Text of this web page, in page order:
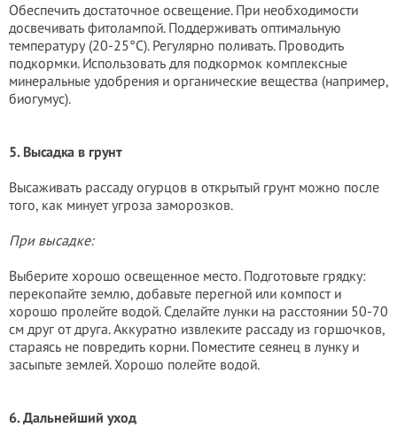
Обеспечить достаточное освещение. При необходимости
досвечивать фитолампой. Поддерживать оптимальную
температуру (20-25°C). Регулярно поливать. Проводить
подкормки. Использовать для подкормок комплексные
минеральные удобрения и органические вещества (например,
биогумус).
5. Высадка в грунт
Высаживать рассаду огурцов в открытый грунт можно после
того, как минует угроза заморозков.
При высадке:
Выберите хорошо освещенное место. Подготовьте грядку:
перекопайте землю, добавьте перегной или компост и
хорошо пролейте водой. Сделайте лунки на расстоянии 50-70
см друг от друга. Аккуратно извлеките рассаду из горшочков,
стараясь не повредить корни. Поместите сеянец в лунку и
засыпьте землей. Хорошо полейте водой.
6. Дальнейший уход